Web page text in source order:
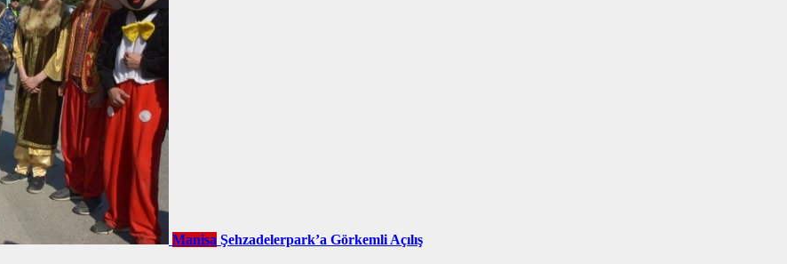
Manisa Şehzadelerpark’a Görkemli Açılış